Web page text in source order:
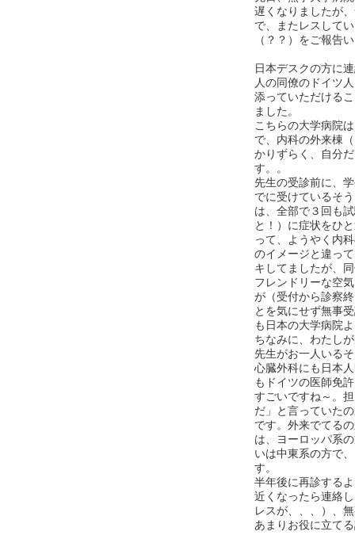
遅くなりましたが
で、またレスして
（？？）をご報告
日本デスクの方に
人の同僚のドイツ
添っていただける
ました。
こちらの大学病院
で、内科の外来棟
かりずらく、自分
す。。
先生の受診前に、
でに受けているそ
は、全部で３回も
と！）に症状をひ
って、ようやく内
のイメージと違っ
キしてましたが、
フレンドリーな空
が（受付から診察
とを気にせず無事
も日本の大学病院
ちなみに、わたし
先生がお一人いる
心臓外科にも日本
もドイツの医師免
すごいですね～。
だ」と言っていた
です。外来でてる
は、ヨーロッパ系
いは中東系の方で
す。
半年後に再診する
近くなったら連絡
レスが、、、）、
あまりお役に立て